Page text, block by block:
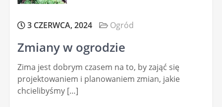
3 CZERWCA, 2024 Ogród
Zmiany w ogrodzie
Zima jest dobrym czasem na to, by zająć się
projektowaniem i planowaniem zmian, jakie
chcielibyśmy […]